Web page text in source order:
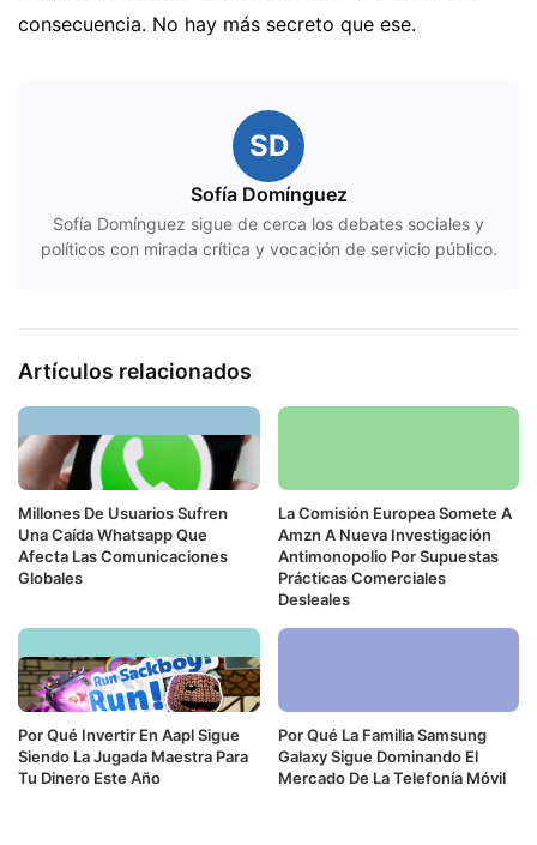
consecuencia. No hay más secreto que ese.
SD
Sofía Domínguez
Sofía Domínguez sigue de cerca los debates sociales y
políticos con mirada crítica y vocación de servicio público.
Artículos relacionados
Millones De Usuarios Sufren
Una Caída Whatsapp Que
Afecta Las Comunicaciones
Globales
La Comisión Europea Somete A
Amzn A Nueva Investigación
Antimonopolio Por Supuestas
Prácticas Comerciales
Desleales
Por Qué Invertir En Aapl Sigue
Siendo La Jugada Maestra Para
Tu Dinero Este Año
Por Qué La Familia Samsung
Galaxy Sigue Dominando El
Mercado De La Telefonía Móvil